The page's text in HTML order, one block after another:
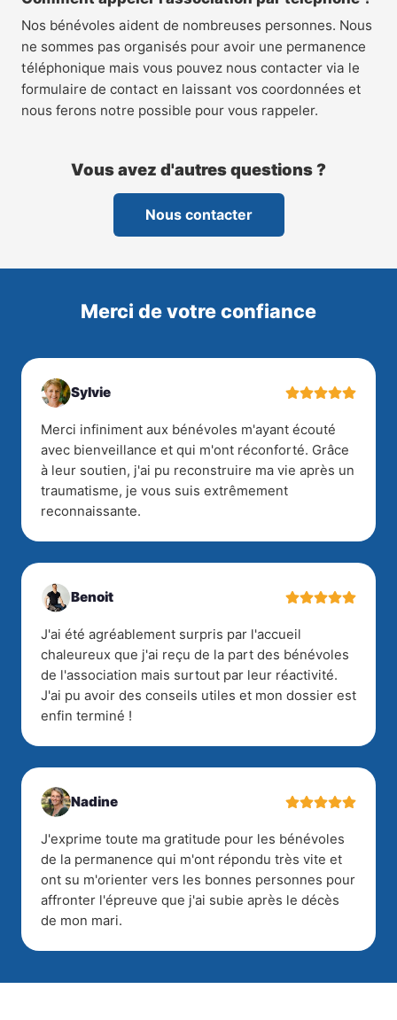
Nos bénévoles aident de nombreuses personnes. Nous
ne sommes pas organisés pour avoir une permanence
téléphonique mais vous pouvez nous contacter via le
formulaire de contact en laissant vos coordonnées et
nous ferons notre possible pour vous rappeler.
Vous avez d'autres questions ?
Nous contacter
Merci de votre confiance
Sylvie
Merci infiniment aux bénévoles m'ayant écouté
avec bienveillance et qui m'ont réconforté. Grâce
à leur soutien, j'ai pu reconstruire ma vie après un
traumatisme, je vous suis extrêmement
reconnaissante.
Benoit
J'ai été agréablement surpris par l'accueil
chaleureux que j'ai reçu de la part des bénévoles
de l'association mais surtout par leur réactivité.
J'ai pu avoir des conseils utiles et mon dossier est
enfin terminé !
Nadine
J'exprime toute ma gratitude pour les bénévoles
de la permanence qui m'ont répondu très vite et
ont su m'orienter vers les bonnes personnes pour
affronter l'épreuve que j'ai subie après le décès
de mon mari.